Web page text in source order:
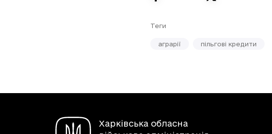
Теги
аграрії пільгові кредити
Харківська обласна